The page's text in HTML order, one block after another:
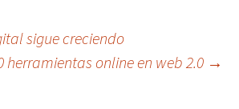
sigue creciendo
herramientas online en web 2.0 →